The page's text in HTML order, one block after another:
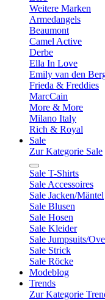
Weitere Marken
Armedangels
Beaumont
Camel Active
Derbe
Ella In Love
Emily van den
Frieda & Freddies
MarcCain
More & More
Milano Italy
Rich & Royal
Sale
Zur Kategorie Sale
Sale T-Shirts
Sale Accessoires
Sale Jacken/Mäntel
Sale Blusen
Sale Hosen
Sale Kleider
Sale Jumpsuits/
Sale Strick
Sale Röcke
Modeblog
Trends
Zur Kategorie